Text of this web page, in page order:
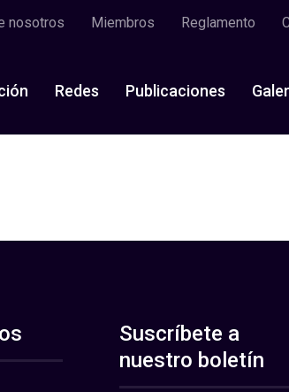
nosotros Miembros Reglamento
Redes Publicaciones
Suscríbete a
nuestro boletín